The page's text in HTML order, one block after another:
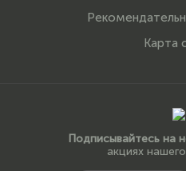
Карта
Подписывайтесь на
акциях